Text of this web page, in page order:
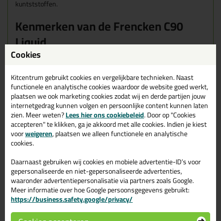
kuntststoffen.
Kenmerken van de Frencken C90
Liquid
Watervast volgend de NEN-EN 204 norm D4
Hoge temperatuursbestendigheid
Lang houdbaar
Open tijd van 30 minuten
Klemtijd van ca. 90 minuten
Aanbevolen persoonlijke beschermingsmiddelen
Handschoenen:OXXA PU-Flex 14-086
-30 tot +120 °C D4 33196
Eigenschappen Frencken C90 Liquid
Constructielijm D4 flacon 250gr
Merk
Cookies
Kitcentrum gebruikt cookies en vergelijkbare technieken. Naast
functionele en analytische cookies waardoor de website goed werkt,
plaatsen we ook marketing cookies zodat wij en derde partijen jouw
internetgedrag kunnen volgen en persoonlijke content kunnen laten
zien. Meer weten?Lees hier ons cookiebeleid. Door op "Cookies
accepteren" te klikken, ga je akkoord met alle cookies. Indien je kiest
voorweigeren, plaatsen we alleen functionele en analytische
cookies.
Daarnaast gebruiken wij cookies en mobiele advertentie-ID’s voor
gepersonaliseerde en niet-gepersonaliseerde advertenties,
waaronder advertentiepersonalisatie via partners zoals Google.
Meer informatie over hoe Google persoonsgegevens gebruikt:
https://business.safety.google/privacy/